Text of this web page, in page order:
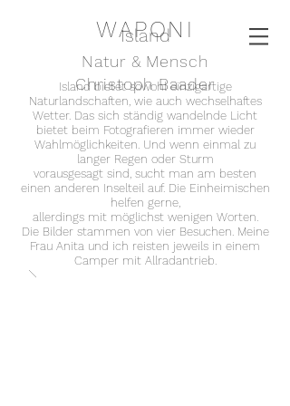
WAPONI
Natur & Mensch
Christoph Baader
Island
Island bietet sowohl einzigartige
Naturlandschaften, wie auch wechselhaftes
Wetter. Das sich ständig wandelnde Licht
bietet beim Fotografieren immer wieder
Wahlmöglichkeiten. Und wenn einmal zu
langer Regen oder Sturm
vorausgesagt sind, sucht man am besten
einen anderen Inselteil auf. Die Einheimischen
helfen gerne,
allerdings mit möglichst wenigen Worten.
Die Bilder stammen von vier Besuchen. Meine
Frau Anita und ich reisten jeweils in einem
Camper mit Allradantrieb.